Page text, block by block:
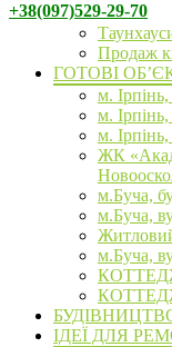
+38(097)529-29-70
Продаж
ГОТОВІ
м.
м.
м.
ЖК
м.Буча,
м.Буча,
м.Буча,
ІДЕЇ ДЛЯ